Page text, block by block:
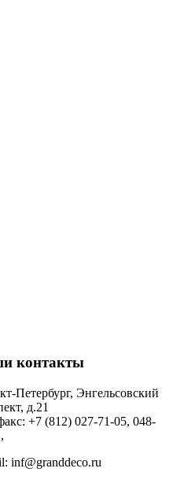
контакты
Петербург, Энгельсовский
д.21
+7 (812) 027-71-05, 048-
inf@granddeco.ru